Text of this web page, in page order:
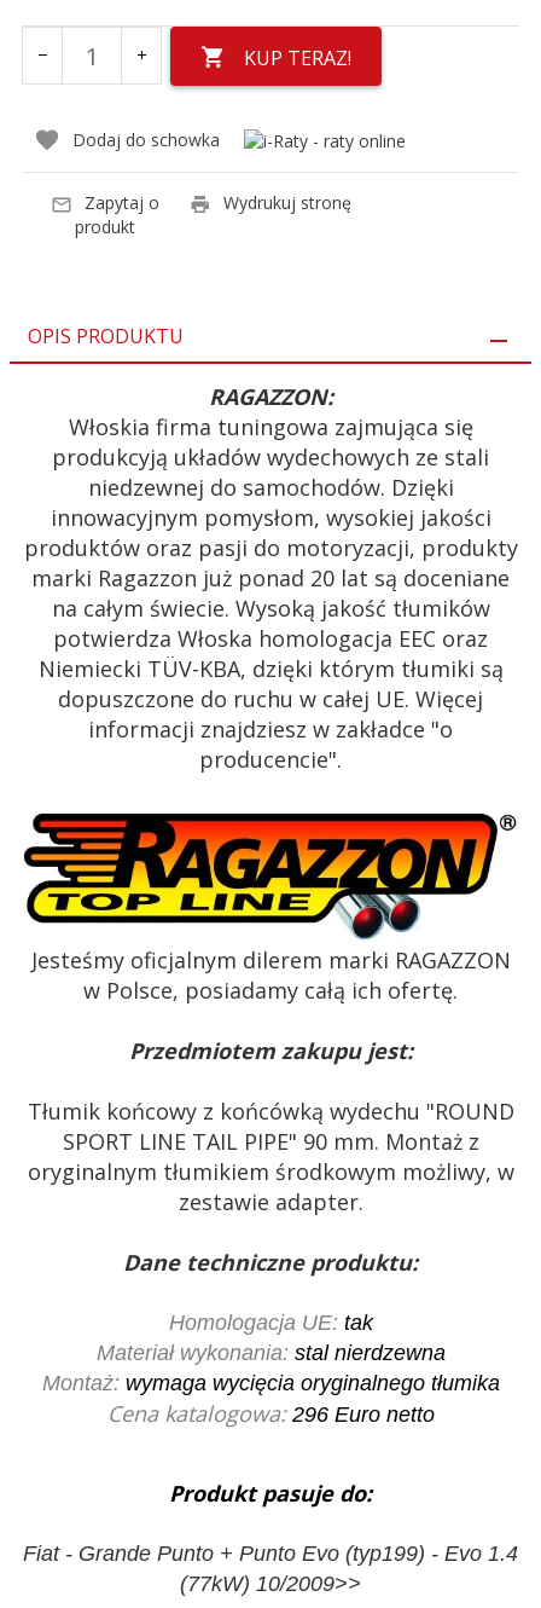
KUP TERAZ!
Dodaj do schowka
Zapytaj o
produkt
Wydrukuj stronę
OPIS PRODUKTU
RAGAZZON:
Włoskia firma tuningowa zajmująca się
produkcyją układów wydechowych ze stali
niedzewnej do samochodów. Dzięki
innowacyjnym pomysłom, wysokiej jakości
produktów oraz pasji do motoryzacji, produkty
marki Ragazzon już ponad 20 lat są doceniane
na całym świecie. Wysoką jakość tłumików
potwierdza Włoska homologacja EEC oraz
Niemiecki TÜV-KBA, dzięki którym tłumiki są
dopuszczone do ruchu w całej UE. Więcej
informacji znajdziesz w zakładce "o
producencie".
Jesteśmy oficjalnym dilerem marki RAGAZZON
w Polsce, posiadamy całą ich ofertę.
Przedmiotem zakupu jest:
Tłumik końcowy z końcówką wydechu "ROUND
SPORT LINE TAIL PIPE" 90 mm. Montaż z
oryginalnym tłumikiem środkowym możliwy, w
zestawie adapter.
Dane techniczne produktu:
Homologacja UE: tak
Materiał wykonania: stal nierdzewna
Montaż:wymaga wycięcia oryginalnego tłumika
Cena katalogowa: 296 Euro netto
Produkt pasuje do:
Fiat - Grande Punto + Punto Evo (typ199) - Evo 1.4
(77kW) 10/2009>>